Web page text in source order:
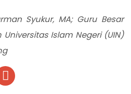
Syukur, MA; Guru Besar
Islam Negeri (UIN)